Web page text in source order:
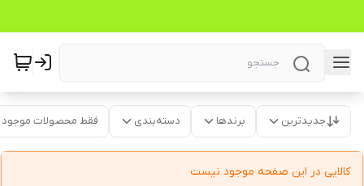
جدیدترین برندها دسته‌بندی فقط محصولات موجود
کالایی در این صفحه موجود نیست